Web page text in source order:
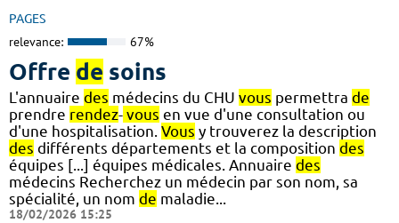
PAGES
relevance: 67%
Offre de soins
L'annuaire des médecins du CHU vous permettra de
prendre rendez- vous en vue d'une consultation ou
d'une hospitalisation. Vous y trouverez la description
des différents départements et la composition des
équipes [...] équipes médicales. Annuaire des
médecins Recherchez un médecin par son nom, sa
spécialité, un nom de maladie...
18/02/2026 15:25